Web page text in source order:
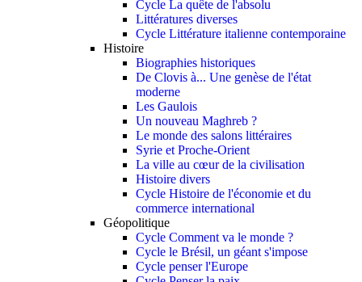
Cycle La quête de l'absolu
Littératures diverses
Cycle Littérature italienne contemporaine
Histoire
Biographies historiques
De Clovis à... Une genèse de l'état
moderne
Les Gaulois
Un nouveau Maghreb ?
Le monde des salons littéraires
Syrie et Proche-Orient
La ville au cœur de la civilisation
Histoire divers
Cycle Histoire de l'économie et du
commerce international
Géopolitique
Cycle Comment va le monde ?
Cycle le Brésil, un géant s'impose
Cycle penser l'Europe